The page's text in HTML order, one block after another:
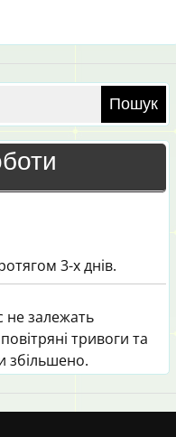
Пошук
3-х днів.
не залежать
тривоги та
збільшено.